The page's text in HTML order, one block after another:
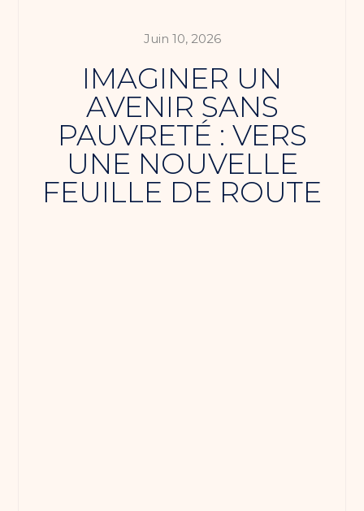
Juin 10, 2026
IMAGINER UN
AVENIR SANS
PAUVRETÉ : VERS
UNE NOUVELLE
FEUILLE DE ROUTE